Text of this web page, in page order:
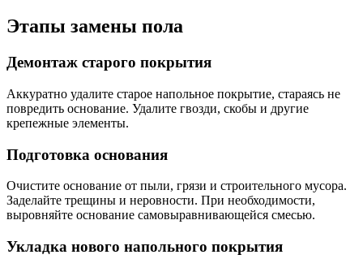
Этапы замены пола
Демонтаж старого покрытия
Аккуратно удалите старое напольное покрытие, стараясь не
повредить основание. Удалите гвозди, скобы и другие
крепежные элементы.
Подготовка основания
Очистите основание от пыли, грязи и строительного мусора.
Заделайте трещины и неровности. При необходимости,
выровняйте основание самовыравнивающейся смесью.
Укладка нового напольного покрытия